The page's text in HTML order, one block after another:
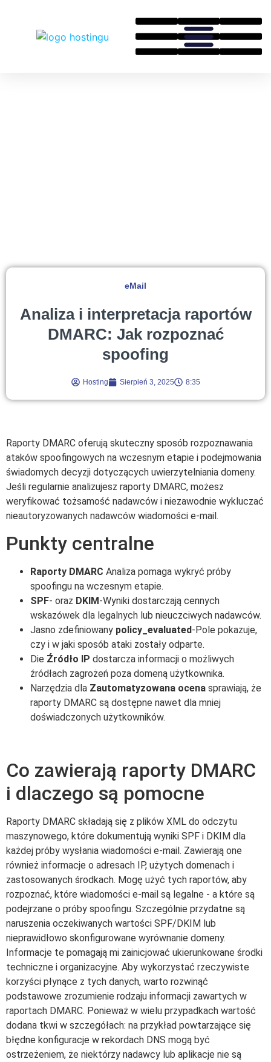
eMail
Analiza i interpretacja raportów
DMARC: Jak rozpoznać
spoofing
Hosting Sierpień 3, 2025 8:35
Raporty DMARC oferują skuteczny sposób rozpoznawania
ataków spoofingowych na wczesnym etapie i podejmowania
świadomych decyzji dotyczących uwierzytelniania domeny.
Jeśli regularnie analizujesz raporty DMARC, możesz
weryfikować tożsamość nadawców i niezawodnie wykluczać
nieautoryzowanych nadawców wiadomości e-mail.
Punkty centralne
Raporty DMARC Analiza pomaga wykryć próby
spoofingu na wczesnym etapie.
SPF- oraz DKIM-Wyniki dostarczają cennych
wskazówek dla legalnych lub nieuczciwych nadawców.
Jasno zdefiniowany policy_evaluated-Pole pokazuje,
czy i w jaki sposób ataki zostały odparte.
Die Źródło IP dostarcza informacji o możliwych
źródłach zagrożeń poza domeną użytkownika.
Narzędzia dla Zautomatyzowana ocena sprawiają, że
raporty DMARC są dostępne nawet dla mniej
doświadczonych użytkowników.
Co zawierają raporty DMARC
i dlaczego są pomocne
Raporty DMARC składają się z plików XML do odczytu
maszynowego, które dokumentują wyniki SPF i DKIM dla
każdej próby wysłania wiadomości e-mail. Zawierają one
również informacje o adresach IP, użytych domenach i
zastosowanych środkach. Mogę użyć tych raportów, aby
rozpoznać, które wiadomości e-mail są legalne - a które są
podejrzane o próby spoofingu. Szczególnie przydatne są
naruszenia oczekiwanych wartości SPF/DKIM lub
nieprawidłowo skonfigurowane wyrównanie domeny.
Informacje te pomagają mi zainicjować ukierunkowane środki
techniczne i organizacyjne. Aby wykorzystać rzeczywiste
korzyści płynące z tych danych, warto rozwinąć
podstawowe zrozumienie rodzaju informacji zawartych w
raportach DMARC. Ponieważ w wielu przypadkach wartość
dodana tkwi w szczegółach: na przykład powtarzające się
błędne konfiguracje w rekordach DNS mogą być
ostrzeżeniem, że niektórzy nadawcy lub aplikacje nie są